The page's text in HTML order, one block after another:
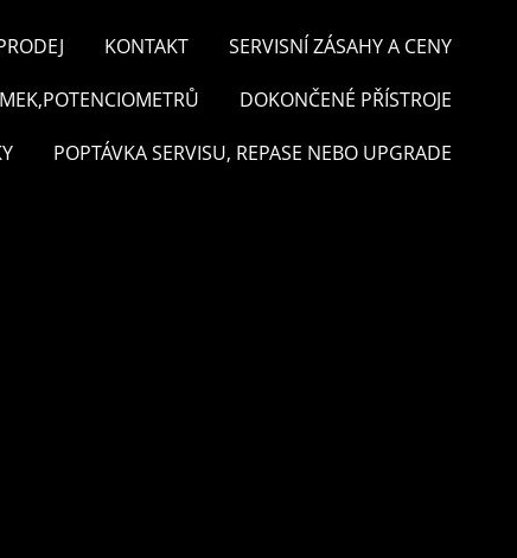
KONTAKT SERVISNÍ ZÁSAHY A CENY
DOKONČENÉ PŘÍSTROJE
POPTÁVKA SERVISU, REPASE NEBO UPGRADE